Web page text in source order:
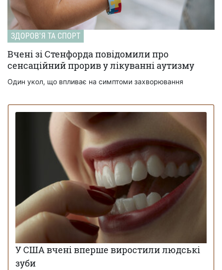
ЗДОРОВʼЯ ТА СПОРТ
Вчені зі Стенфорда повідомили про
сенсаційний прорив у лікуванні аутизму
Один укол, що впливає на симптоми захворювання
У США вчені вперше виростили людські
зуби